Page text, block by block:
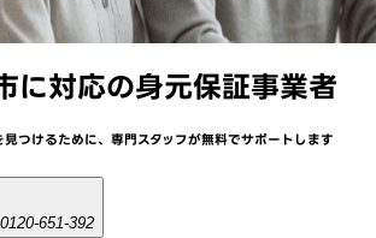
に対応の身元保証事業者
つけるために、 専門スタッフが無料でサポートします
0120-651-392